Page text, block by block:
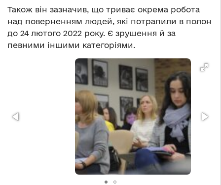
Також він зазначив, що триває окрема робота
над поверненням людей, які потрапили в полон
до 24 лютого 2022 року. Є зрушення й за
певними іншими категоріями.